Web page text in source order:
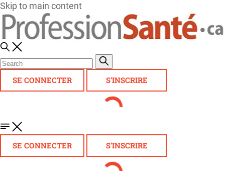
Skip to main content
SE CONNECTER S'INSCRIRE
SE CONNECTER S'INSCRIRE